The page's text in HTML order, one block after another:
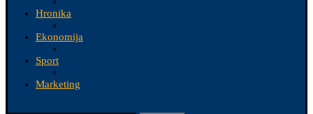
Hronika
Ekonomija
Sport
Marketing